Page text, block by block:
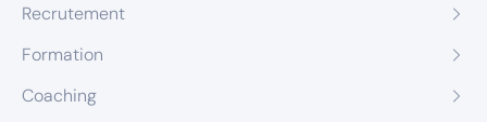
Recrutement
Formation
Coaching